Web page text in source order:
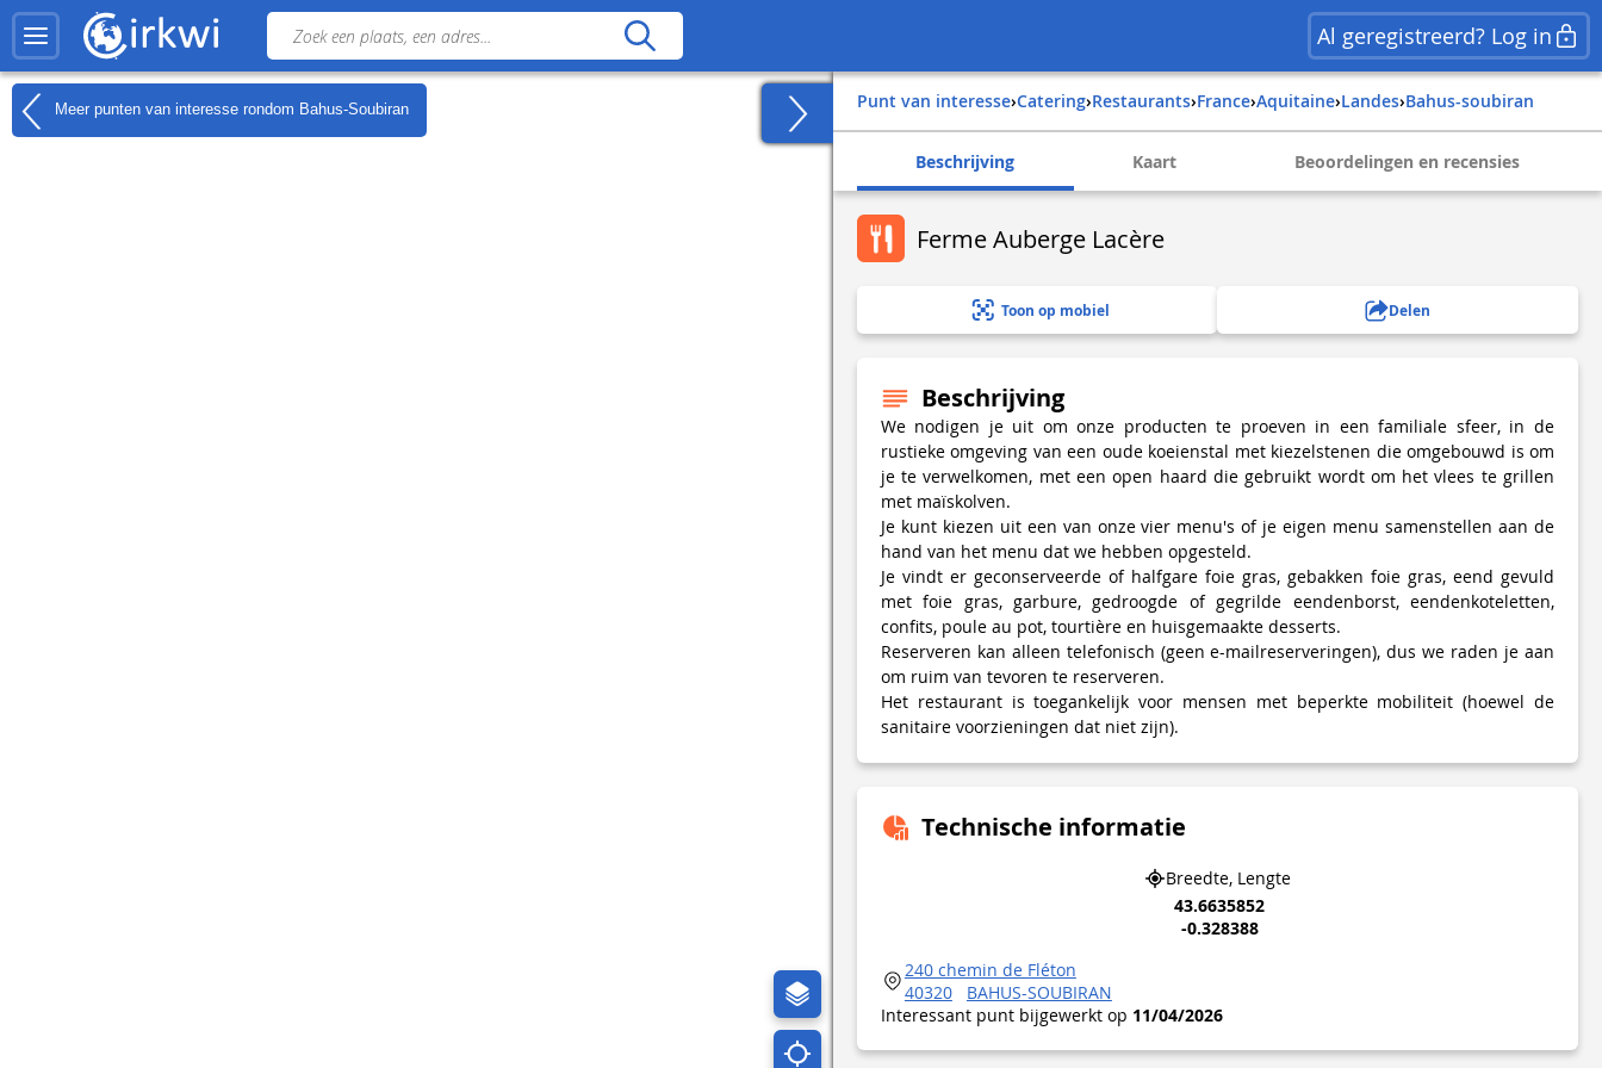
Al geregistreerd? Log in
Meer punten van interesse rondom Bahus-Soubiran Punt van interesse› Catering› Restaurants› france› aquitaine› landes› bahus-soubiran
Beschrijving Kaart Beoordelingen en recensies
Ferme Auberge Lacère
Toon op mobiel Delen
Beschrijving
We nodigen je uit om onze producten te proeven in een familiale sfeer, in de
rustieke omgeving van een oude koeienstal met kiezelstenen die omgebouwd is om
je te verwelkomen, met een open haard die gebruikt wordt om het vlees te grillen
met maïskolven.
Je kunt kiezen uit een van onze vier menu's of je eigen menu samenstellen aan de
hand van het menu dat we hebben opgesteld.
Je vindt er geconserveerde of halfgare foie gras, gebakken foie gras, eend gevuld
met foie gras, garbure, gedroogde of gegrilde eendenborst, eendenkoteletten,
confits, poule au pot, tourtière en huisgemaakte desserts.
Reserveren kan alleen telefonisch (geen e-mailreserveringen), dus we raden je aan
om ruim van tevoren te reserveren.
Het restaurant is toegankelijk voor mensen met beperkte mobiliteit (hoewel de
sanitaire voorzieningen dat niet zijn).
Technische informatie
Breedte, Lengte
43.6635852
-0.328388
240 chemin de Fléton
40320
BAHUS-SOUBIRAN
Interessant punt bijgewerkt op 11/04/2026